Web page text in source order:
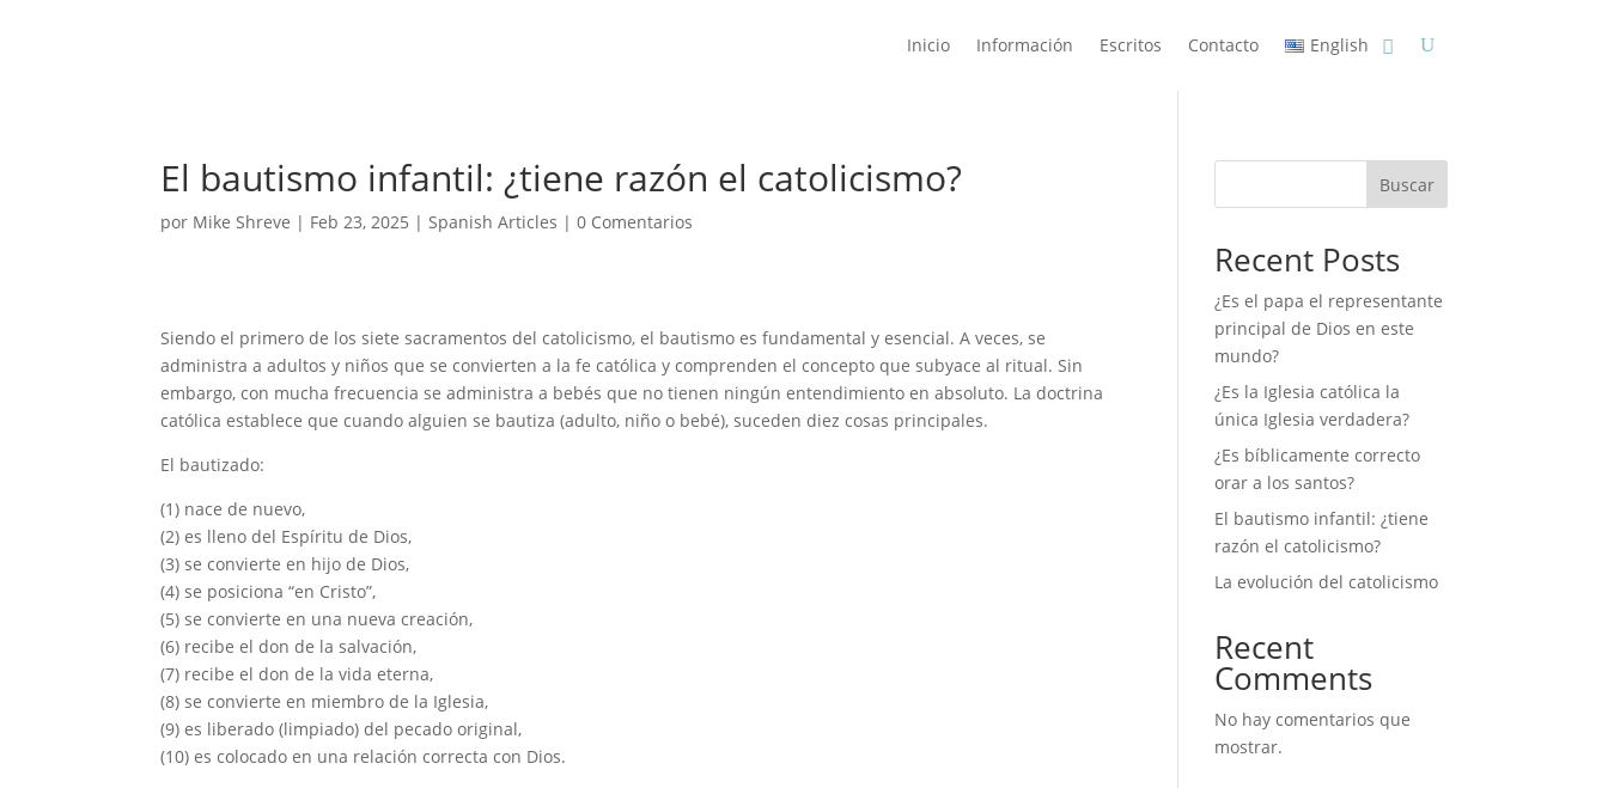
Inicio Información Escritos Contacto English
El bautismo infantil: ¿tiene razón el catolicismo?
por Mike Shreve | Feb 23, 2025 |Spanish Articles |0 Comentarios
Siendo el primero de los siete sacramentos del catolicismo, el bautismo es fundamental y esencial. A veces, se
administra a adultos y niños que se convierten a la fe católica y comprenden el concepto que subyace al ritual. Sin
embargo, con mucha frecuencia se administra a bebés que no tienen ningún entendimiento en absoluto. La doctrina
católica establece que cuando alguien se bautiza (adulto, niño o bebé), suceden diez cosas principales.
El bautizado:
(1) nace de nuevo,
(2) es lleno del Espíritu de Dios,
(3) se convierte en hijo de Dios,
(4) se posiciona “en Cristo”,
(5) se convierte en una nueva creación,
(6) recibe el don de la salvación,
(7) recibe el don de la vida eterna,
(8) se convierte en miembro de la Iglesia,
(9) es liberado (limpiado) del pecado original,
(10) es colocado en una relación correcta con Dios.
Buscar
Recent Posts
¿Es el papa el representante
principal de Dios en este
mundo?
¿Es la Iglesia católica la
única Iglesia verdadera?
¿Es bíblicamente correcto
orar a los santos?
El bautismo infantil: ¿tiene
razón el catolicismo?
La evolución del catolicismo
Recent
Comments
No hay comentarios que
mostrar.